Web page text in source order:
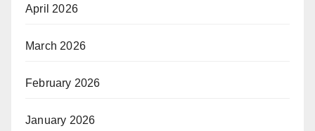
April 2026
March 2026
February 2026
January 2026